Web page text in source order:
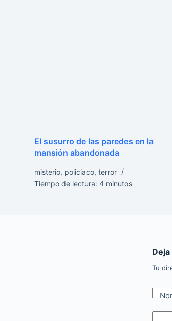
El susurro de las paredes en la
mansión abandonada
misterio, policiaco,terror
Tiempo de lectura: 4 minutos
Tu